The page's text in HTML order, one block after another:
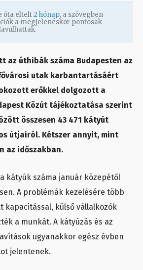
óta eltelt2 hónap, a szövegben
a megjelenéskor pontosak
az úthibák száma Budapesten az
utak karbantartásáért
erőkkel dolgozott a
Közút tájékoztatása szerint
összesen 43 471 kátyút
útjairól. Kétszer annyit, mint
az időszakban.
kátyúk száma január közepétől
A problémák kezelésére több
kapacitással, külső vállalkozók
a munkát. A kátyúzás és az
ugyanakkor egész évben
jelentenek.